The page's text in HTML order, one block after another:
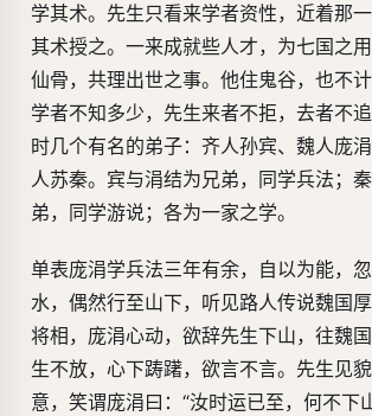
学其术。先生只看来学者资性，近着那
其术授之。一来成就些人才，为七国之
仙骨，共理出世之事。他住鬼谷，也不
学者不知多少，先生来者不拒，去者不
时几个有名的弟子：齐人孙宾、魏人庞
人苏秦。宾与涓结为兄弟，同学兵法；
弟，同学游说；各为一家之学。
单表庞涓学兵法三年有余，自以为能，
水，偶然行至山下，听见路人传说魏国
将相，庞涓心动，欲辞先生下山，往魏
生不放，心下踌躇，欲言不言。先生见
意，笑谓庞涓曰：“汝时运已至，何不下